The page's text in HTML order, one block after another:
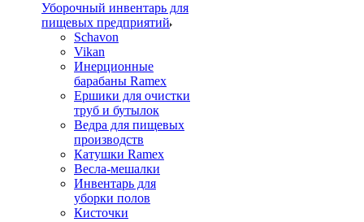
Уборочный инвентарь для
пищевых предприятий
Schavon
Vikan
Инерционные
барабаны Ramex
Ершики для очистки
труб и бутылок
Ведра для пищевых
производств
Катушки Ramex
Весла-мешалки
Инвентарь для
уборки полов
Кисточки